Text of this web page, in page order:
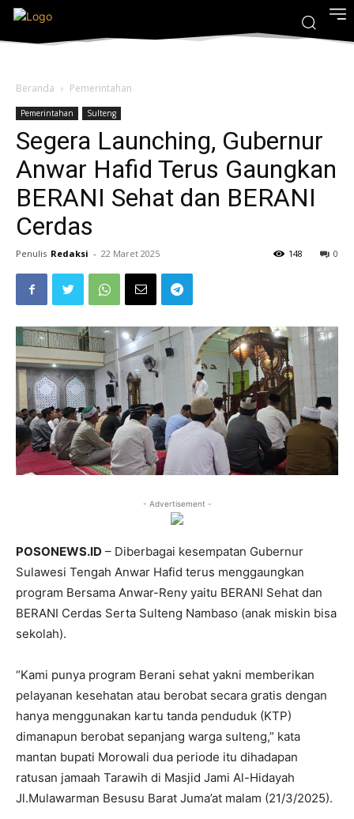
Beranda Pemerintahan
Pemerintahan Sulteng
Segera Launching, Gubernur
Anwar Hafid Terus Gaungkan
BERANI Sehat dan BERANI
Cerdas
Penulis Redaksi - 22 Maret 2025 0
148
- Advertisement -
POSONEWS.ID – Diberbagai kesempatan Gubernur
Sulawesi Tengah Anwar Hafid terus menggaungkan
program Bersama Anwar-Reny yaitu BERANI Sehat dan
BERANI Cerdas Serta Sulteng Nambaso (anak miskin bisa
sekolah).
“Kami punya program Berani sehat yakni memberikan
pelayanan kesehatan atau berobat secara gratis dengan
hanya menggunakan kartu tanda penduduk (KTP)
dimanapun berobat sepanjang warga sulteng,” kata
mantan bupati Morowali dua periode itu dihadapan
ratusan jamaah Tarawih di Masjid Jami Al-Hidayah
Jl.Mulawarman Besusu Barat Juma’at malam (21/3/2025).